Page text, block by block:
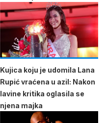
Kujica koju je udomila Lana
Rupić vraćena u azil: Nakon
lavine kritika oglasila se
njena majka